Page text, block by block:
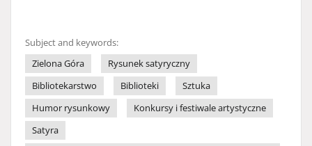
Subject and keywords:
Zielona Góra
Rysunek satyryczny
Bibliotekarstwo
Biblioteki
Sztuka
Humor rysunkowy
Konkursy i festiwale artystyczne
Satyra